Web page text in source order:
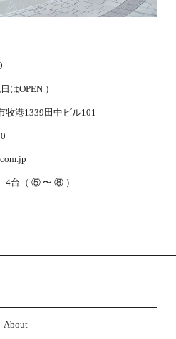
はOPEN ）
牧港1339田中ビル101
台（ ⑤ 〜 ⑧ ）
About